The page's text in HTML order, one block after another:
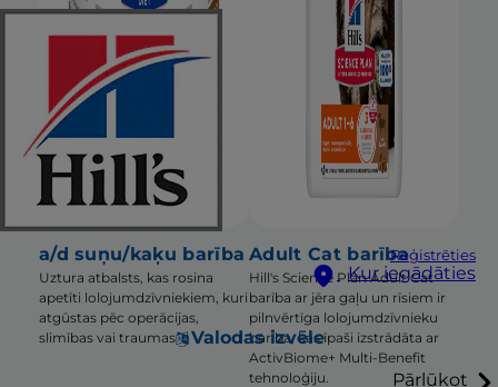
Reģistrēties
Kur iegādāties
Valodas izvēle
Pārlūkot
a/d suņu/kaķu barība
Uztura atbalsts, kas rosina
apetīti lolojumdzīvniekiem, kuri
atgūstas pēc operācijas,
slimības vai traumas
Adult Cat barība
Hill's Science Plan Adult Cat
barība ar jēra gaļu un rīsiem ir
pilnvērtīga lolojumdzīvnieku
barība, kas īpaši izstrādāta ar
ActivBiome+ Multi-Benefit
tehnoloģiju.